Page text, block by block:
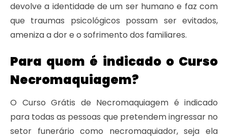
devolve a identidade de um ser humano e faz com
que traumas psicológicos possam ser evitados,
ameniza a dor e o sofrimento dos familiares.
Para quem é indicado o Curso
Necromaquiagem?
O Curso Grátis de Necromaquiagem é indicado
para todas as pessoas que pretendem ingressar no
setor funerário como necromaquiador, seja ela